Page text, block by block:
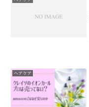
ヘアケア